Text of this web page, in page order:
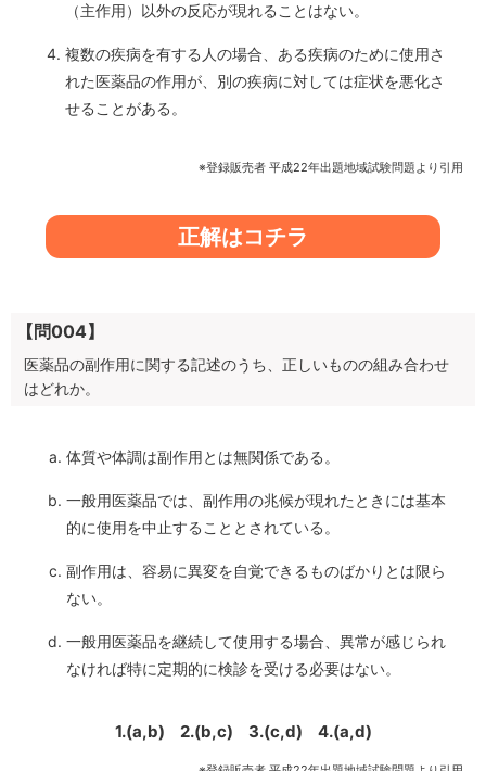
（主作用）以外の反応が現れることはない。
複数の疾病を有する人の場合、ある疾病のために使用さ
れた医薬品の作用が、別の疾病に対しては症状を悪化さ
せることがある。
※登録販売者 平成22年出題地域試験問題より引用
正解はコチラ
【問004】
医薬品の副作用に関する記述のうち、正しいものの組み合わせ
はどれか。
体質や体調は副作用とは無関係である。
一般用医薬品では、副作用の兆候が現れたときには基本
的に使用を中止することとされている。
副作用は、容易に異変を自覚できるものばかりとは限ら
ない。
一般用医薬品を継続して使用する場合、異常が感じられ
なければ特に定期的に検診を受ける必要はない。
1.(a,b) 2.(b,c) 3.(c,d) 4.(a,d)